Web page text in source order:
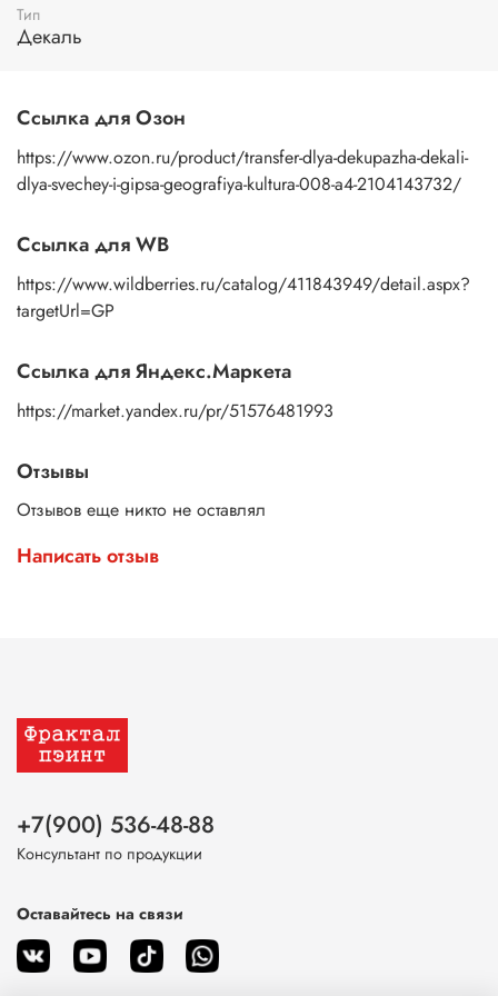
пальцами бумажную основу, сдвигаете ее на себя.
Рисунок остается на изделии. Сразу после нанесения
изображение любым покрывным лаком. Отлично
подойдет акриловый лак на водной основе, матовый,
глянцевый, полуглянцевый.
Тип
Декаль
Ссылка для Озон
https://www.ozon.ru/product/transfer-dlya-dekupazha-dekali-
dlya-svechey-i-gipsa-geografiya-kultura-008-a4-2104143732/
Ссылка для WB
https://www.wildberries.ru/catalog/411843949/detail.aspx?
targetUrl=GP
Ссылка для Яндекс.Маркета
https://market.yandex.ru/pr/51576481993
Отзывы
Отзывов еще никто не оставлял
Написать отзыв
+7(900) 536-48-88
Консультант по продукции
Оставайтесь на связи